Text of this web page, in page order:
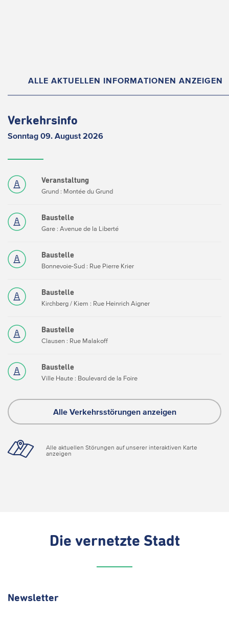
ALLE AKTUELLEN INFORMATIONEN ANZEIGEN
Verkehrsinfo
Sonntag 09. August 2026
Veranstaltung
Grund : Montée du Grund
Baustelle
Gare : Avenue de la Liberté
Baustelle
Bonnevoie-Sud : Rue Pierre Krier
Baustelle
Kirchberg / Kiem : Rue Heinrich Aigner
Baustelle
Clausen : Rue Malakoff
Baustelle
Ville Haute : Boulevard de la Foire
Alle Verkehrsstörungen anzeigen
Alle aktuellen Störungen auf unserer interaktiven Karte
anzeigen
Die vernetzte Stadt
Newsletter